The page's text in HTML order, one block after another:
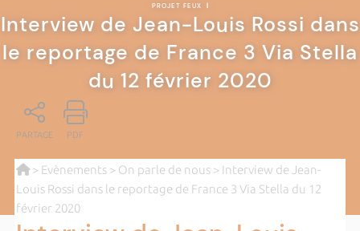
PROJET FEUX |
Interview de Jean-Louis Rossi dans
le reportage de France 3 Via Stella
du 12 février 2020
PARTAGE PDF
> Evènements> On parle de nous> Interview de Jean-
Louis Rossi dans le reportage de France 3 Via Stella du 12
février 2020